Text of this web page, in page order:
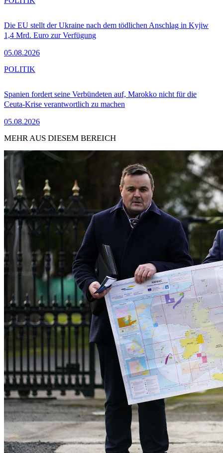
Die EU stellt der Ukraine nach dem tödlichen Anschlag in Kyjiw
1,4 Mrd. Euro zur Verfügung
05.08.2026
Spanien fordert seine Verbündeten auf, Marokko nicht für die
Ceuta-Krise verantwortlich zu machen
05.08.2026
POLITIK
MEHR AUS DIESEM BEREICH